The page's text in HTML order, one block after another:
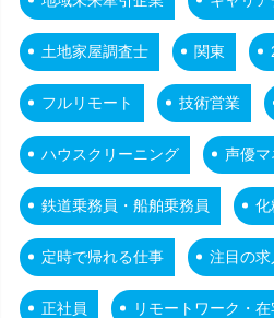
土地家屋調査士 関東
フルリモート 技術営業
ハウスクリーニング 声優マ
鉄道乗務員・船舶乗務員 化
定時で帰れる仕事 注目の求
正社員 リモートワーク・